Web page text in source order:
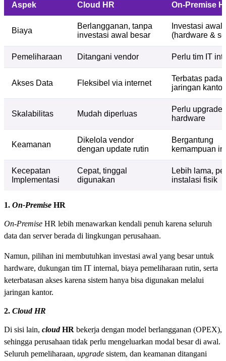
Aspek Cloud HR On-Premise
Biaya
Berlangganan, tanpa
investasi awal besar
Investasi awal
(hardware &
Pemeliharaan Ditangani vendor Perlu tim IT
Akses Data Fleksibel via internet
Terbatas pada
jaringan kantor
Skalabilitas Mudah diperluas
Perlu upgrade
hardware
Keamanan
Dikelola vendor
dengan update rutin
Bergantung
kemampuan
Kecepatan
Implementasi
Cepat, tinggal
digunakan
Lebih lama,
instalasi fisik
1. On-Premise HR
On-Premise HR lebih menawarkan kendali penuh karena seluruh
data dan server berada di lingkungan perusahaan.
Namun, pilihan ini membutuhkan investasi awal yang besar untuk
hardware, dukungan tim IT internal, biaya pemeliharaan rutin, serta
keterbatasan akses karena sistem hanya bisa digunakan melalui
jaringan kantor.
2. Cloud HR
Di sisi lain, cloudHR bekerja dengan model berlangganan (OPEX),
sehingga perusahaan tidak perlu mengeluarkan modal besar di awal.
Seluruh pemeliharaan, upgrade sistem, dan keamanan ditangani